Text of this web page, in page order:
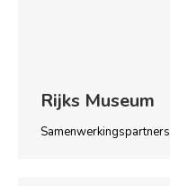
Rijks Museum
Samenwerkingspartners